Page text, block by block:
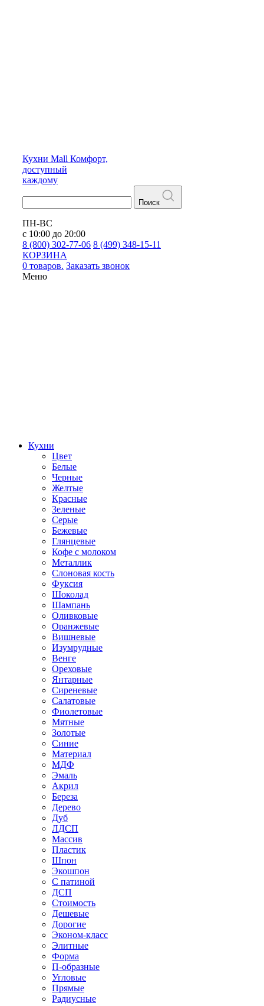
Кухни Mall Комфорт,
доступный
каждому
Поиск
ПН-ВС
с 10:00 до 20:00
8 (800) 302-77-06 8 (499) 348-15-11
КОРЗИНА
0 товаров. Заказать звонок
Меню
Кухни
Цвет
Белые
Черные
Желтые
Красные
Зеленые
Серые
Бежевые
Глянцевые
Кофе с молоком
Металлик
Слоновая кость
Фуксия
Шоколад
Шампань
Оливковые
Оранжевые
Вишневые
Изумрудные
Венге
Ореховые
Янтарные
Сиреневые
Салатовые
Фиолетовые
Мятные
Золотые
Синие
Материал
МДФ
Эмаль
Акрил
Береза
Дерево
Дуб
ЛДСП
Массив
Пластик
Шпон
Экошпон
С патиной
ДСП
Стоимость
Дешевые
Дорогие
Эконом-класс
Элитные
Форма
П-образные
Угловые
Прямые
Радиусные